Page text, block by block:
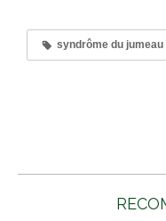
syndrôme du jumeau